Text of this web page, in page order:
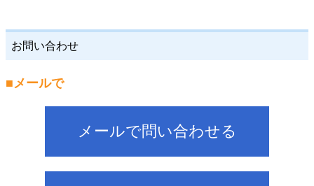
お問い合わせ
■メールで
メールで問い合わせる